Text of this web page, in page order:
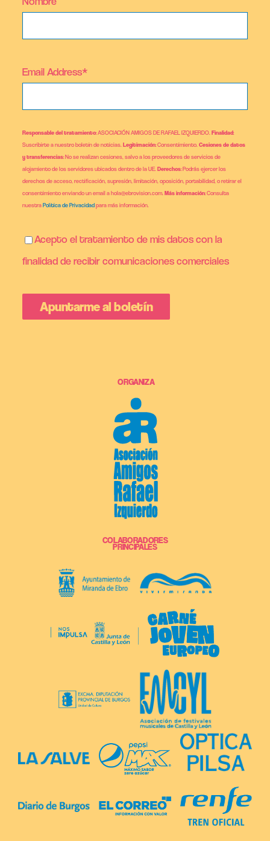
Email Address*
Responsable del tratamiento: ASOCIACIÓN AMIGOS DE RAFAEL IZQUIERDO.Finalidad:
Suscribirte a nuestro boletín de noticias.Legitimación: Consentimiento.Cesiones de datos
y transferencias: No se realizan cesiones, salvo a los proveedores de servicios de
alojamiento de los servidores ubicados dentro de la UE.Derechos: Podrás ejercer los
derechos de acceso, rectificación, supresión, limitación, oposición, portabilidad, o retirar el
consentimiento enviando un email a hola@ebrovision.com.Más información: Consulta
nuestraPolítica de Privacidadpara más información.
Acepto el tratamiento de mis datos con la
finalidad de recibir comunicaciones comerciales
ORGANIZA
COLABORADORES
PRINCIPALES